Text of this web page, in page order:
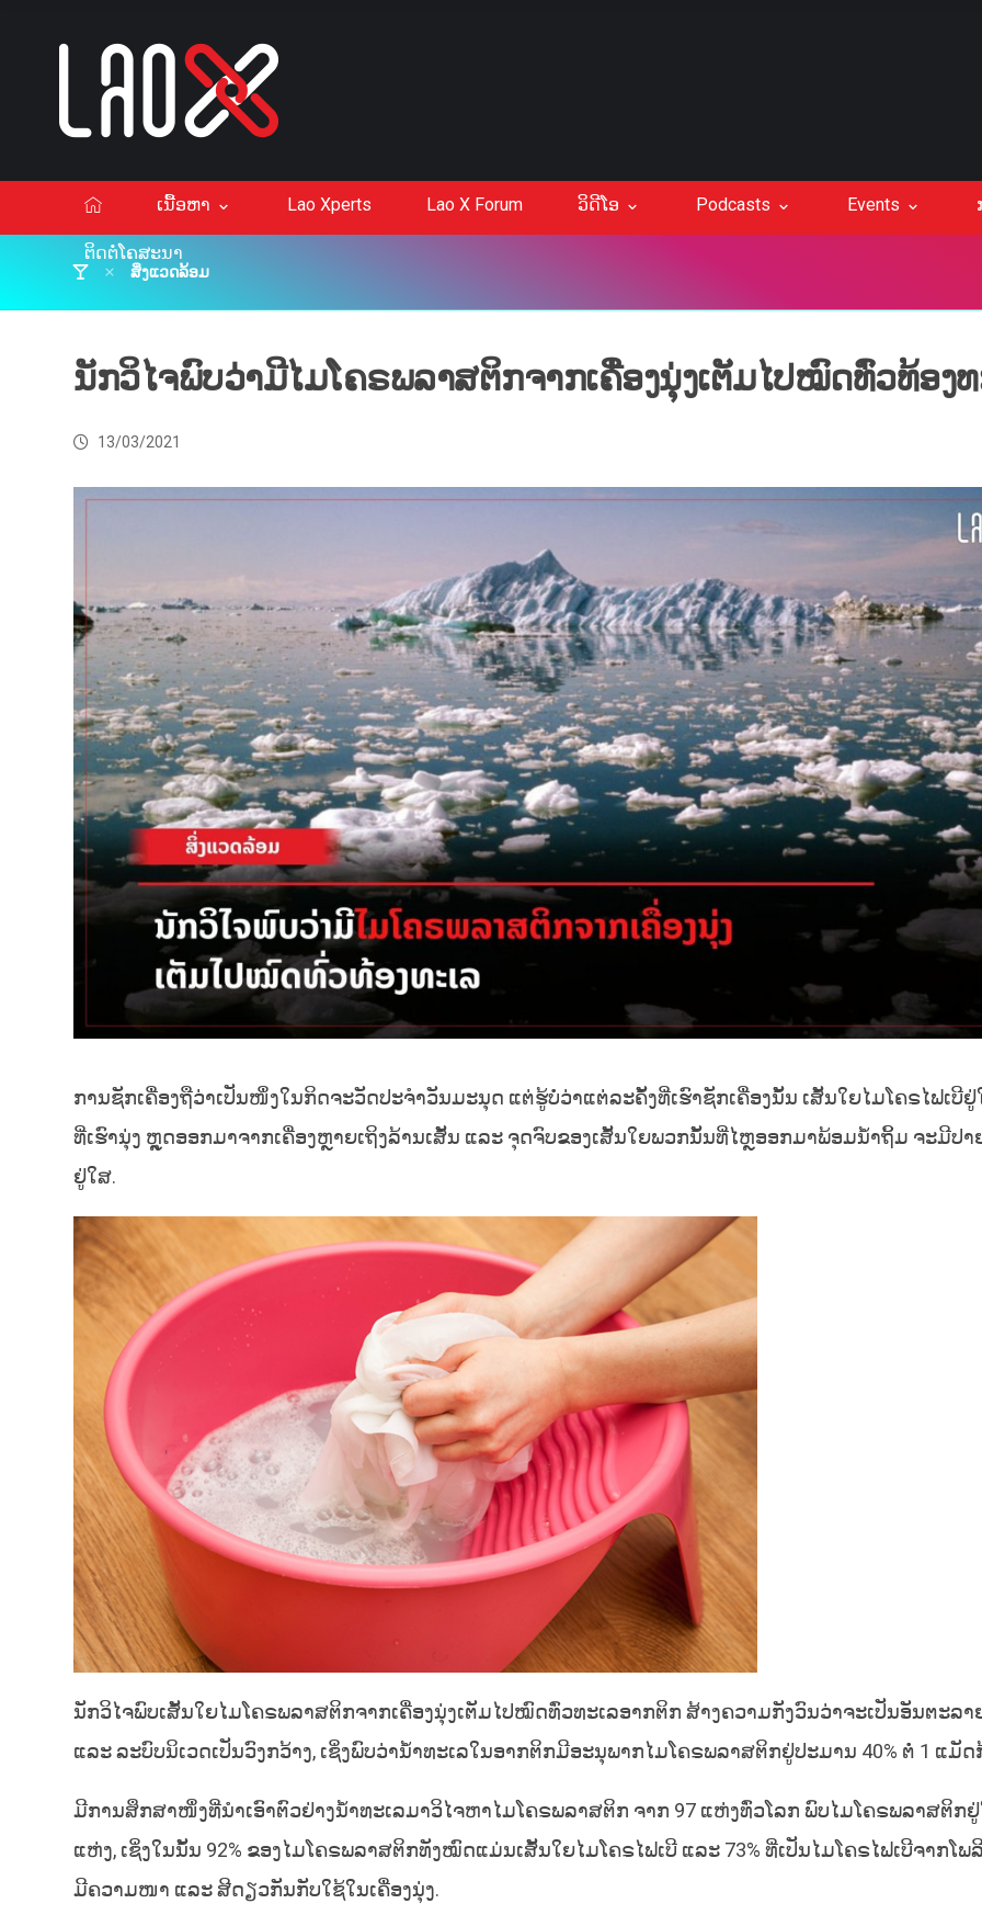
ເນື້ອຫາ Lao Xperts Lao X Forum ວິດີໂອ Podcasts Events
ຕິດຕໍ່ໂຄສະນາ
ສິ່ງແວດລ້ອມ
ນັກວິໄຈພົບວ່າມີໄມໂຄຣພລາສຕິກຈາກເຄື່ອງນຸ່ງເຕັມໄປໝົດທົ່ວທ້ອງທ
13/03/2021
ການຊັກເຄື່ອງຖືວ່າເປັນໜຶ່ງໃນກິດຈະວັດປະຈຳວັນມະນຸດ ແຕ່ຮູ້ບໍ່ວ່າແຕ່ລະຄັ້ງທີ່ເຮົາຊັກເຄື່ອງນັ້ນ ເສັ້ນໃຍໄມໂຄຣໄຟເບີຢູ່
ທີ່ເຮົານຸ່ງ ຫຼຸດອອກມາຈາກເຄື່ອງຫຼາຍເຖິງລ້ານເສັ້ນ ແລະ ຈຸດຈົບຂອງເສັ້ນໃຍພວກນັ້ນທີ່ໄຫຼອອກມາພ້ອມນ້ຳຖິ້ມ ຈະມີປາ
ຢູ່ໃສ.
ນັກວິໄຈພົບເສັ້ນໃຍໄມໂຄຣພລາສຕິກຈາກເຄື່ອງນຸ່ງເຕັມໄປໝົດທົ່ວທະເລອາກຕິກ ສ້າງຄວາມກັງວົນວ່າຈະເປັນອັນຕະລ
ແລະ ລະບົບນິເວດເປັນວົງກວ້າງ, ເຊິ່ງພົບວ່ານ້ຳທະເລໃນອາກຕິກມີອະນຸພາກໄມໂຄຣພລາສຕິກຢູ່ປະມານ 40% ຕໍ່ 1 ແມັດ
ມີການສຶກສາໜຶ່ງທີ່ນຳເອົາຕົວຢ່າງນ້ຳທະເລມາວິໄຈຫາໄມໂຄຣພລາສຕິກ ຈາກ 97 ແຫ່ງທົ່ວໂລກ ພົບໄມໂຄຣພລາສຕິກຢູ່
ແຫ່ງ, ເຊິ່ງໃນນັ້ນ 92% ຂອງໄມໂຄຣພລາສຕິກທັງໝົດແມ່ນເສັ້ນໃຍໄມໂຄຣໄຟເບີ ແລະ 73% ທີ່ເປັນໄມໂຄຣໄຟເບີຈາກໂພ
ມີຄວາມໜາ ແລະ ສີດຽວກັນກັບໃຊ້ໃນເຄື່ອງນຸ່ງ.